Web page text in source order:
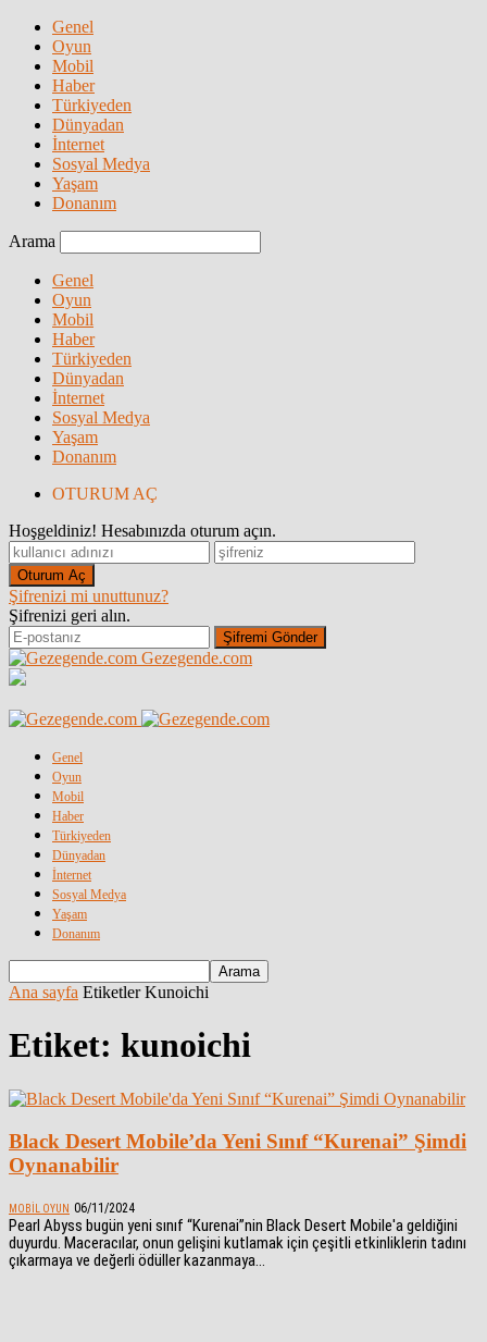
Genel
Oyun
Mobil
Haber
Türkiyeden
Dünyadan
İnternet
Sosyal Medya
Yaşam
Donanım
Arama
Genel
Oyun
Mobil
Haber
Türkiyeden
Dünyadan
İnternet
Sosyal Medya
Yaşam
Donanım
OTURUM AÇ
Hoşgeldiniz! Hesabınızda oturum açın.
Şifrenizi mi unuttunuz?
Şifrenizi geri alın.
Gezegende.com
Genel
Oyun
Mobil
Haber
Türkiyeden
Dünyadan
İnternet
Sosyal Medya
Yaşam
Donanım
Ana sayfa Etiketler Kunoichi
Etiket: kunoichi
Black Desert Mobile’da Yeni Sınıf “Kurenai” Şimdi
Oynanabilir
MOBIL OYUN 06/11/2024
Pearl Abyss bugün yeni sınıf “Kurenai”nin Black Desert Mobile'a geldiğini
duyurdu. Maceracılar, onun gelişini kutlamak için çeşitli etkinliklerin tadını
çıkarmaya ve değerli ödüller kazanmaya...